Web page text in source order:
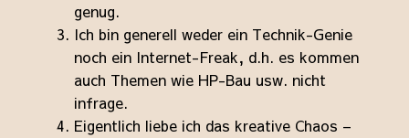
genug.
Ich bin generell weder ein Technik-Genie
noch ein Internet-Freak, d.h. es kommen
auch Themen wie HP-Bau usw. nicht
infrage.
Eigentlich liebe ich das kreative Chaos –